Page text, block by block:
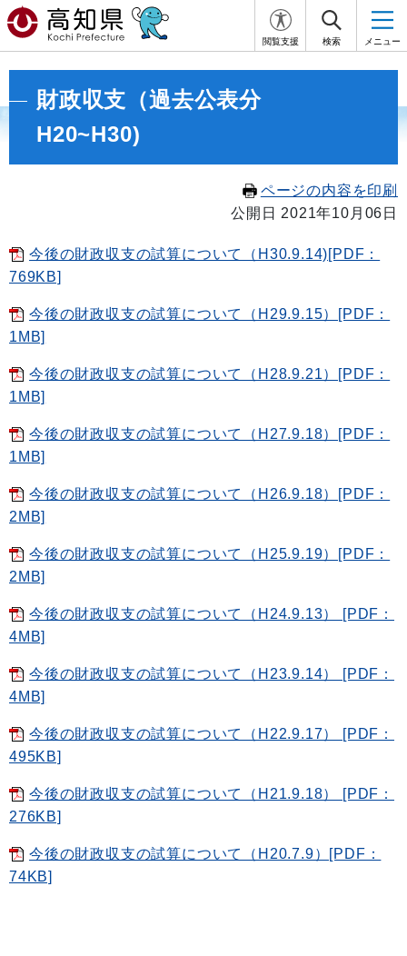
閲覧支援 検索 メニュー
財政収支（過去公表分
H20~H30)
ページの内容を印刷
公開日 2021年10月06日
今後の財政収支の試算について（H30.9.14)[PDF：
769KB]
今後の財政収支の試算について（H29.9.15）[PDF：
1MB]
今後の財政収支の試算について（H28.9.21）[PDF：
1MB]
今後の財政収支の試算について（H27.9.18）[PDF：
1MB]
今後の財政収支の試算について（H26.9.18）[PDF：
2MB]
今後の財政収支の試算について（H25.9.19）[PDF：
2MB]
今後の財政収支の試算について（H24.9.13） [PDF：
4MB]
今後の財政収支の試算について（H23.9.14） [PDF：
4MB]
今後の財政収支の試算について（H22.9.17） [PDF：
495KB]
今後の財政収支の試算について（H21.9.18） [PDF：
276KB]
今後の財政収支の試算について（H20.7.9）[PDF：
74KB]